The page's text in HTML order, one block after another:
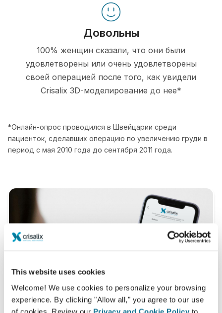
This website uses cookies
Welcome! We use cookies to personalize your browsing
experience. By clicking "Allow all," you agree to our use
of cookies. Review our Privacy and Cookie Policy to
Довольны
100% женщин сказали, что они были
удовлетворены или очень удовлетворены
своей операцией после того, как увидели
Crisalix 3D-моделирование до нее*
*Онлайн-опрос проводился в Швейцарии среди
пациенток, сделавших операцию по увеличению груди в
период с мая 2010 года до сентября 2011 года.